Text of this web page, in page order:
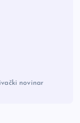
novinar